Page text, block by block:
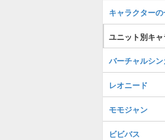
キャラクター
ユニット別キ
バーチャルシ
レオニード
モモジャン
ビビバス